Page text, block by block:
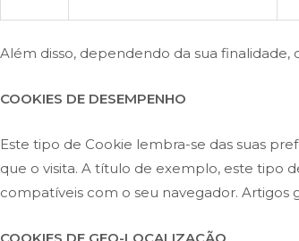
Além disso, dependendo da sua finalidade,
COOKIES DE DESEMPENHO
Este tipo de Cookie lembra-se das suas
que o visita. A título de exemplo, este tipo
compatíveis com o seu navegador. Artigos
COOKIES DE GEO-LOCALIZAÇÃO